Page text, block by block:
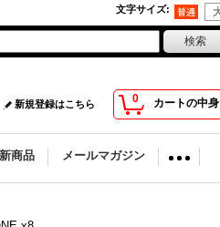
文字サイズ:
0 カートの中身
新規登録はこちら
新商品 メールマガジン